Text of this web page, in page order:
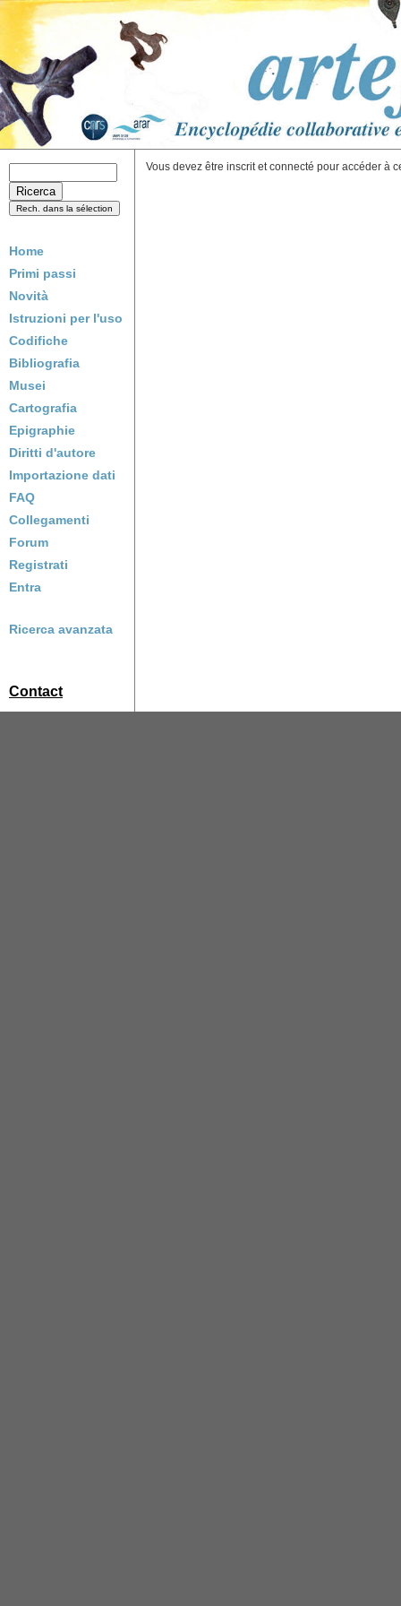
Home
Primi passi
Novità
Istruzioni per l'uso
Codifiche
Bibliografia
Musei
Cartografia
Epigraphie
Diritti d'autore
Importazione dati
FAQ
Collegamenti
Forum
Registrati
Entra
Ricerca avanzata
Contact
Vous devez être inscrit et connecté pour accéder à